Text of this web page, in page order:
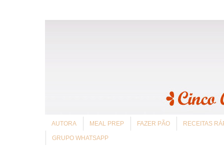
AUTORA MEAL PREP FAZER PÃO RECEITAS
GRUPO WHATSAPP